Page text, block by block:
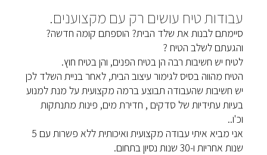
עבודות טיח עושים רק עם מקצוענים.
סיימתם לבנות את שלד הבית? הוספתם קומה חדשה?
והגעתם לשלב הטיח ?
לטיח יש חשיבות רבה הן בטיח הפנים, והן בטיח חוץ.
הטיח מהווה בסיס לגימור עיצוב הבית, לאחר בניית השלד לכן
יש חשיבות שהעבודה תבוצע ברמה מקצועית על מנת למנוע
בעיות עתידיות של סדקים , חדירת מים, פינות מתנתקות
וכ'ו..
אני מביא איתי עבודה מקצועית ואיכותית ללא פשרות עם 5
שנות אחריות ו-30 שנות נסיון בתחום.